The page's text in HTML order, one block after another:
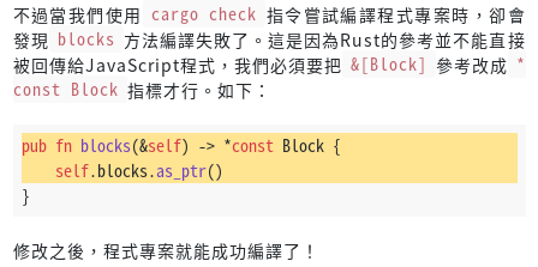
impl Universe {
pub fn tick(&mut self ) {
let mut next_blocks = self.blocks.clone();
let height_dec = self.height -
let index = self.get_index
pub fn blocks(&self) -> &[Block] {
        &
self.blocks
    }
#[wasm_bindgen]
impl
pub fn new(width: u32, height:
不過當我們使用 cargo check 指令嘗試編譯程式專案時，卻會
發現 blocks 方法編譯失敗了。這是因為Rust的參考並不能直接
被回傳給JavaScript程式，我們必須要把 &[Block] 參考改成 *
const Block 指標才行。如下：
pub fn blocks(&self) -> *const Block {
self.blocks.as_ptr()
}
修改之後，程式專案就能成功編譯了！